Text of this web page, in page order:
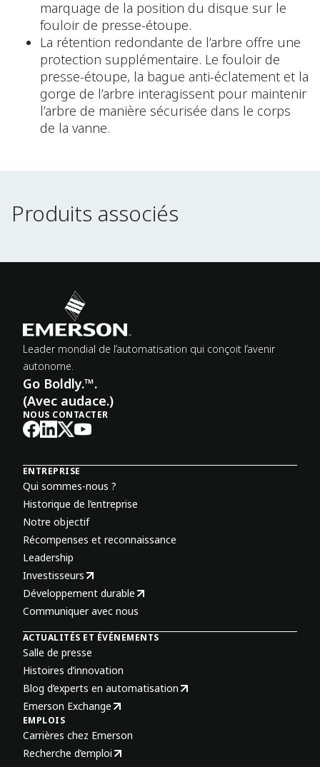
marquage de la position du disque sur le
fouloir de presse-étoupe.
La rétention redondante de l’arbre offre une
protection supplémentaire. Le fouloir de
presse-étoupe, la bague anti-éclatement et la
gorge de l’arbre interagissent pour maintenir
l’arbre de manière sécurisée dans le corps
de la vanne.
Produits associés
Produits associés
Leader mondial de l’automatisation qui conçoit l’avenir
autonome.
Go Boldly.™.
(Avec audace.)
NOUS CONTACTER
ENTREPRISE
Qui sommes-nous ?
Historique de l’entreprise
Notre objectif
Récompenses et reconnaissance
Leadership
Investisseurs
Développement durable
Communiquer avec nous
ACTUALITÉS ET ÉVÉNEMENTS
Salle de presse
Histoires d’innovation
Blog d’experts en automatisation
Emerson Exchange
EMPLOIS
Carrières chez Emerson
Recherche d’emploi